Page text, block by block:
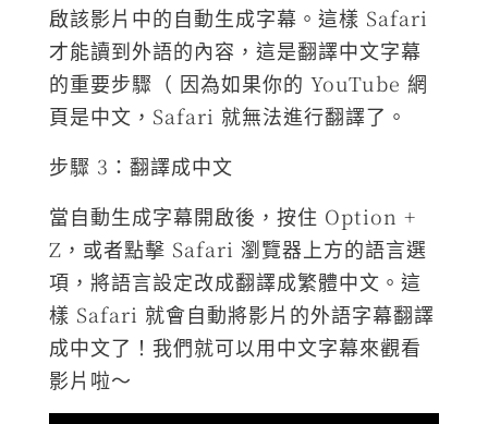
啟該影片中的自動生成字幕。這樣 Safari
才能讀到外語的內容，這是翻譯中文字幕
的重要步驟（ 因為如果你的 YouTube 網
頁是中文，Safari 就無法進行翻譯了。
步驟 3：翻譯成中文
當自動生成字幕開啟後，按住 Option +
Z，或者點擊 Safari 瀏覽器上方的語言選
項，將語言設定改成翻譯成繁體中文。這
樣 Safari 就會自動將影片的外語字幕翻譯
成中文了！我們就可以用中文字幕來觀看
影片啦～